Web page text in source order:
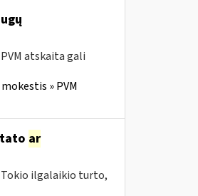
atskaita gali
» PVM
ar
Tokio ilgalaikio turto,